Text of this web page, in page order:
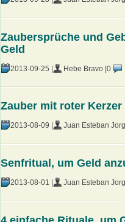
Zaubersprüche und
Geld
2013-09-25 | Hebe Bravo | 0
Zauber mit roter
2013-08-09 | Juan Esteban
Senfritual, um Geld
2013-08-01 | Juan Esteban